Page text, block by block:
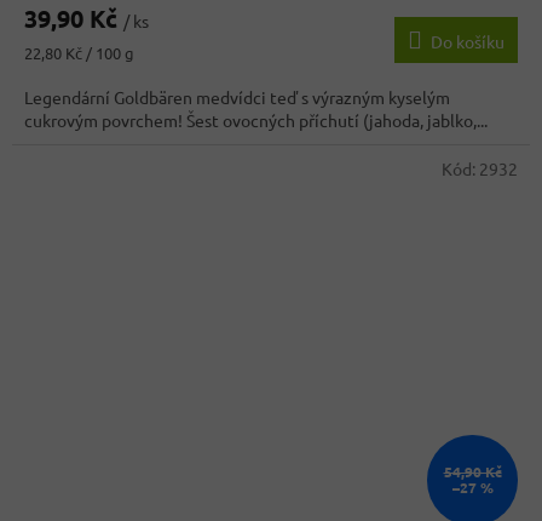
produktu
4,7
z
5
hvězdiček.
39,90 Kč / ks
Měrná
22,80 Kč / 100 g
Do košíku
Legendární Goldbären medvídci teď s výrazným kyselým
cukrovým povrchem! Šest ovocných příchutí (jahoda, jablko,...
54,90 Kč
–27 %
Kód: 2932